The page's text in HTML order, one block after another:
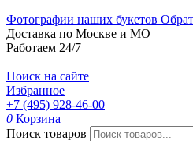
Фотографии наших букетов
Доставка по Москве и МО
Работаем 24/7
Поиск на сайте
Избранное
+7 (495) 928-46-00
0 Корзина
Поиск товаров